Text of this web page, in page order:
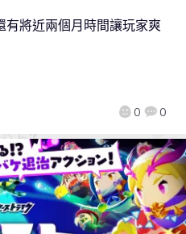
0 0
將近兩個月時間讓玩家爽